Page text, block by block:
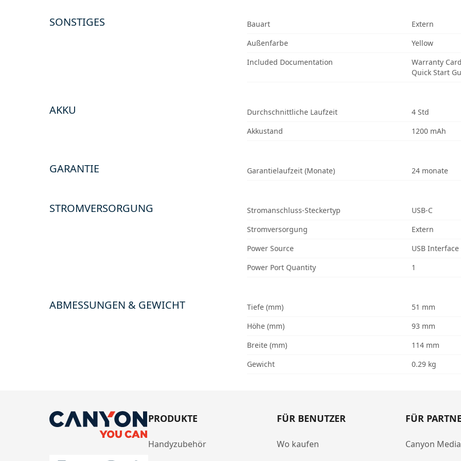
SONSTIGES Bauart
Extern
Außenfarbe
Yellow
Included Documentation
Warranty Card
Quick Start
AKKU Durchschnittliche Laufzeit
4 Std
Akkustand
1200 mAh
GARANTIE Garantielaufzeit (Monate) 24 monate
STROMVERSORGUNG Stromanschluss-Steckertyp
USB-C
Stromversorgung
Extern
Power Source
USB Interface
Power Port Quantity
1
ABMESSUNGEN & GEWICHT Tiefe (mm)
51 mm
Höhe (mm)
93 mm
Breite (mm)
114 mm
Gewicht
0.29 kg
PRODUKTE
Handyzubehör
FÜR BENUTZER
Wo kaufen
FÜR
Canyon